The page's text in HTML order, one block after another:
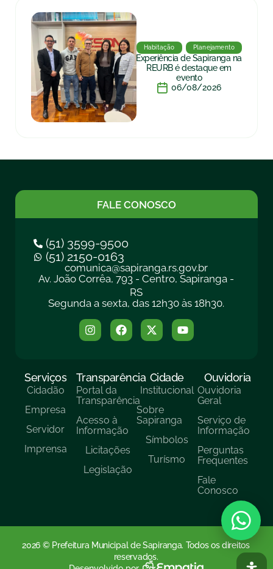
Habitação Planejamento
Experiência de Sapiranga na
REURB é destaque em
evento
06/08/2026
FALE CONOSCO
(51) 3599-9500
(51) 2150-0163
comunica@sapiranga.rs.gov.br
Av. João Corrêa, 793 - Centro, Sapiranga -
RS
Segunda a sexta, das 12h30 às 18h30.
Serviços
Cidadão
Empresa
Servidor
Imprensa
Transparência
Portal da
Transparência
Acesso à
Informação
Licitações
Legislação
Cidade
Institucional
Sobre
Sapiranga
Símbolos
Turísmo
Ouvidoria
Ouvidoria
Geral
Serviço de
Informação
Perguntas
Frequentes
Fale
Conosco
2026 © Prefeitura Municipal de Sapiranga. Todos os direitos
reservados.